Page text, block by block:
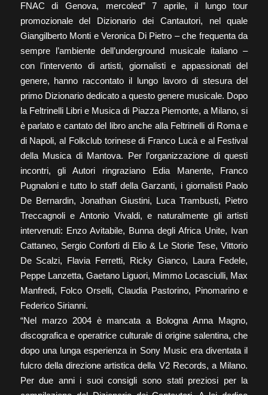
FNAC di Genova, mercoled” 7 aprile, il lungo tour
promozionale del Dizionario dei Cantautori, nel quale
Giangilberto Monti e Veronica Di Pietro – che frequenta da
sempre l’ambiente dell’underground musicale italiano –
con l’intervento di artisti, giornalisti e appassionati del
genere, hanno raccontato il lungo lavoro di stesura del
primo Dizionario dedicato a questo genere musicale. Dopo
la Feltrinelli Libri e Musica di Piazza Piemonte, a Milano, si
è parlato e cantato del libro anche alla Feltrinelli di Roma e
di Napoli, al Folkclub torinese di Franco Lucà e al Festival
della Musica di Mantova. Per l’organizzazione di questi
incontri, gli Autori ringraziano Edia Manente, Franco
Pugnaloni e tutto lo staff della Garzanti, i giornalisti Paolo
De Bernardin, Jonathan Giustini, Luca Trambusti, Pietro
Treccagnoli e Antonio Vivaldi, e naturalmente gli artisti
intervenuti: Enzo Avitabile, Bunna degli Africa Unite, Ivan
Cattaneo, Sergio Conforti di Elio & Le Storie Tese, Vittorio
De Scalzi, Flavia Ferretti, Ricky Gianco, Laura Fedele,
Peppe Lanzetta, Gaetano Liguori, Mimmo Locasciulli, Max
Manfredi, Folco Orselli, Claudia Pastorino, Pinomarino e
Federico Sirianni.
“Nel marzo 2004 è mancata a Bologna Anna Magno,
discografica e operatrice culturale di origine salentina, che
dopo una lunga esperienza in Sony Music era diventata il
fulcro della direzione artistica della V2 Records, a Milano.
Per due anni i suoi consigli sono stati preziosi per la